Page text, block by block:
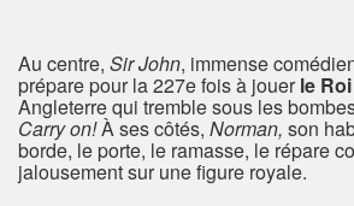
Au centre, Sir John, immense
prépare pour la 227e fois à jouerle
Angleterre qui tremble sous les
Carry on!À ses côtés, Norman, son
borde, le porte, le ramasse, le répare
jalousement sur une figure royale.